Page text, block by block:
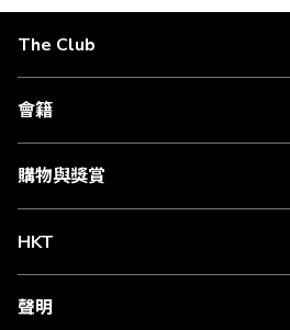
The Club
關於 The Club
合作夥伴
媒體中心
會籍
會籍及專屬禮遇
賺取積分
購物與獎賞
物流與配送
Club Shopping 商品領取站
常見問題
HKT
csl.
1010
聲明